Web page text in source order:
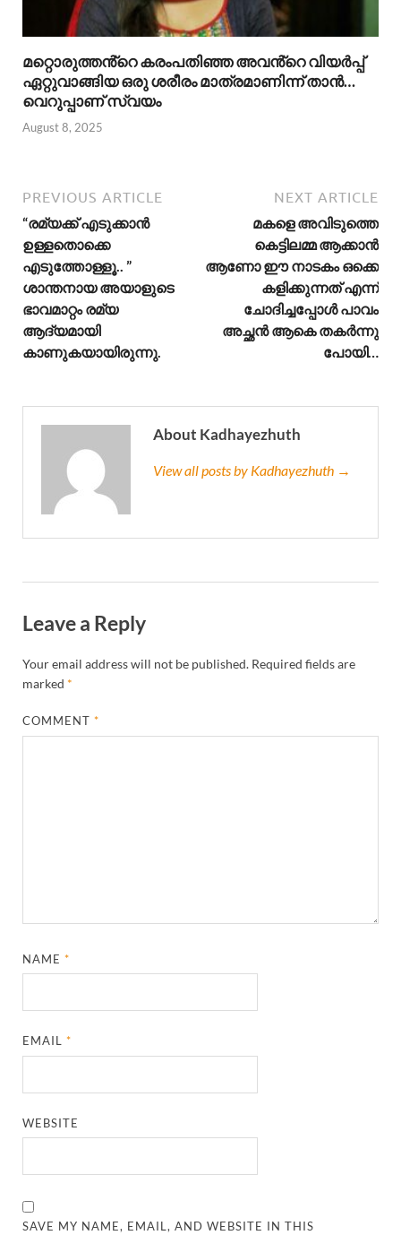
മറ്റൊരുത്തൻ്റെ കരംപതിഞ്ഞ അവൻ്റെ വിയർപ്പ്
ഏറ്റുവാങ്ങിയ ഒരു ശരീരം മാത്രമാണിന്ന് താൻ…
വെറുപ്പാണ് സ്വയം
August 8, 2025
PREVIOUS ARTICLE
“രമ്യക്ക് എടുക്കാൻ
ഉള്ളതൊക്കെ
എടുത്തോള്ളൂ.. ”
ശാന്തനായ അയാളുടെ
ഭാവമാറ്റം രമ്യ
ആദ്യമായി
കാണുകയായിരുന്നു.
NEXT ARTICLE
മകളെ അവിടുത്തെ
കെട്ടിലമ്മ ആക്കാൻ
ആണോ ഈ നാടകം ഒക്കെ
കളിക്കുന്നത് എന്ന്
ചോദിച്ചപ്പോൾ പാവം
അച്ഛൻ ആകെ തകർന്നു
പോയി…
About Kadhayezhuth
View all posts by Kadhayezhuth →
Leave a Reply
Your email address will not be published. Required fields are
marked *
COMMENT*
NAME*
EMAIL*
WEBSITE
SAVE MY NAME, EMAIL, AND WEBSITE IN THIS